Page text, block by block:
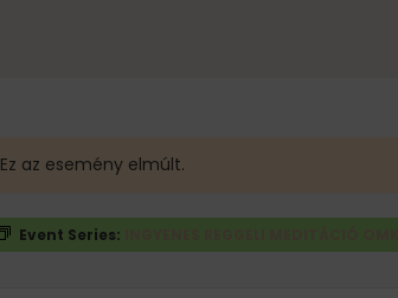
Ez az esemény elmúlt.
Event Series: